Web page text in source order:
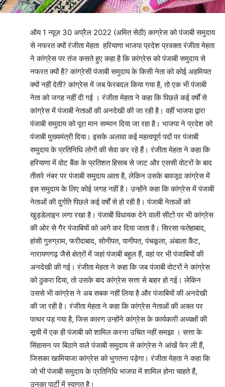
ऑय 1 न्यूज़ 30 अप्रैल 2022 (अमित सेठी)काग्रेस को पंजाबी समुदाय
से नफरत क्यों रंजीता मेहताहरियाणा भाजपा प्रदेश प्रवक्ता रंजीता मेहता
ने कांग्रेस पर तंज कसते हुए कहा है कि कांग्रेस को पंजाबी समुदाय से
नफरत क्यों है? कांग्रेसी पंजाबी समुदाय के किसी नेता को कोई अहमियत
क्यों नहीं देती? कांग्रेस में जब फेरबदल किया गया है, तो एक भी पंजाबी
नेता को जगह नहीं दी गई । रंजीता मेहता ने कहा कि पिछले कई वर्षों से
कांग्रेस में पंजाबी नेताओं की अनदेखी की जा रही है। वहीं भाजपा द्वारा
पंजाबी समुदाय को पूरा मान सम्मान दिया जा रहा है। भाजपा ने प्रदेश को
पंजाबी मुख्यमंत्री दिया। इसके अलावा कई महत्वपूर्ण पदों पर पंजाबी
समुदाय के प्रतिनिधि लोगों की सेवा कर रहे हैं। रंजीता मेहता ने कहा कि
हरियाणा में वोट बैंक के प्रतिशत हिसाब से जाट और एससी वोटरों के बाद
तीसरे नंबर पर पंजाबी समुदाय आता है, लेकिन उसके बावजूद कांग्रेस में
इस समुदाय के लिए कोई जगह नहीं है। उन्होंने कहा कि कांग्रेस में पंजाबी
नेताओं की दुर्गति पिछले कई वर्षों से हो रही है। पंजाबी नेताओं को
खुड्डेलाइन लगा रखा है। पंजाबी विधायक देने वाली सीटों पर भी कांग्रेस
की ओर से गैर पंजाबियों को आगे कर दिया जाता है। सिरसा फतेहाबाद,
हांसी गुरुग्राम, फरीदाबाद, सोनीपत, पानीपत, पंचकूला, अंबाला कैंट,
नारायणगढ़ जैसे क्षेत्रों में जहां पंजाबी बहुल हैं, वहां पर भी पंजाबियों की
अनदेखी की गई। रंजीता मेहता ने कहा कि जब पंजाबी वोटरों ने कांग्रेस
को ठुकरा दिया, तो उसके बाद कांग्रेस सत्ता से बाहर हो गई। लेकिन
उससे भी कांग्रेस ने अब सबक नहीं लिया है और पंजाबियों की अनदेखी
की जा रही है। रंजीता मेहता ने कहा कि कांग्रेस नेताओं की अक्ल पर
पत्थर पड़ गया है, जिस कारण उन्होंने कांग्रेस के कार्यकारी अध्यक्षों की
सूची में एक ही पंजाबी को शामिल करना उचित नहीं समझा । सत्ता के
सिंहासन पर बिठाने वाले पंजाबी समुदाय से कांग्रेस ने आंखें फेर ली हैं,
जिसका खामियाजा कांग्रेस को भुगतना पड़ेगा। रंजीता मेहता ने कहा कि
जो भी पंजाबी समुदाय के प्रतिनिधि भाजपा में शामिल होना चाहते हैं,
उनका पार्टी में स्वागत है।